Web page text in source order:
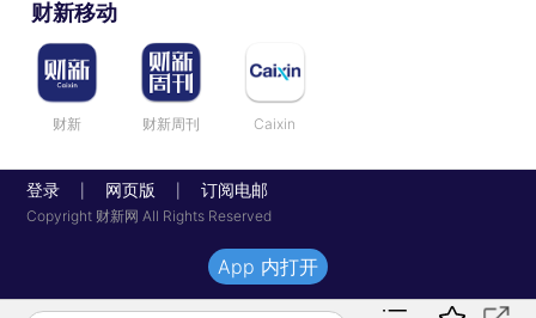
财新移动
财新 财新周刊 Caixin
登录 网页版 订阅电邮
Copyright 财新网 All Rights Reserved
App 内打开